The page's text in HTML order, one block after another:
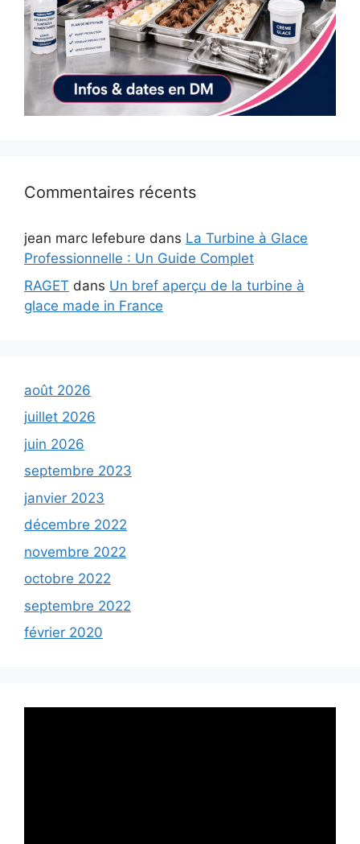
Commentaires récents
jean marc lefebure dans La Turbine à Glace
Professionnelle : Un Guide Complet
RAGET dans Un bref aperçu de la turbine à
glace made in France
août 2026
juillet 2026
juin 2026
septembre 2023
janvier 2023
décembre 2022
novembre 2022
octobre 2022
septembre 2022
février 2020